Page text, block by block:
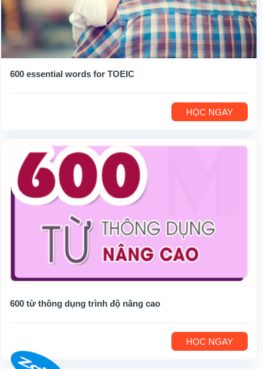
600 essential words for TOEIC
HỌC NGAY
600 từ thông dụng trình độ nâng cao
HỌC NGAY